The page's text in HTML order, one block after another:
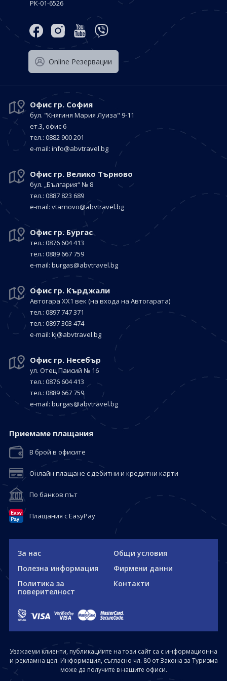
РК-01-6526
Оnline Резервации
Офис гр. София
бул. "Княгиня Мария Луиза" 9-11
ет.3, офис 6
тел.: 0882 900 201
е-mail: info@abvtravel.bg
Офис гр. Велико Търново
бул. „България“ № 8
тел.: 0887 823 689
е-mail: vtarnovo@abvtravel.bg
Офис гр. Бургас
тел.: 0876 604 413
тел.: 0889 667 759
е-mail: burgas@abvtravel.bg
Офис гр. Кърджали
Автогара ХХ1 век (на входа на Автогарата)
тел.: 0897 747 371
тел.: 0897 303 474
е-mail: kj@abvtravel.bg
Офис гр. Несебър
ул. Отец Паисий № 16
тел.: 0876 604 413
тел.: 0889 667 759
е-mail: burgas@abvtravel.bg
Приемaме плащания
В брой в офисите
Онлайн плащане с дебитни и кредитни карти
По банков път
Плащания с EasyPay
За нас
Общи условия
Полезна информация
Фирмени данни
Политика за
поверителност
Контакти
Уважаеми клиенти, публикациите на този сайт са с информационна
и рекламна цел. Информация, съгласно чл. 80 от Закона за Туризма
може да получите в нашите офиси.